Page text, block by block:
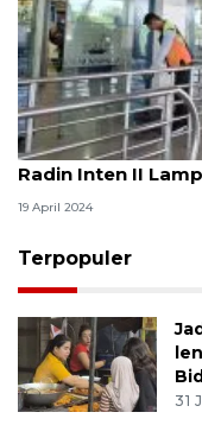
Angkutan
Radin Inten II
19 April 2024
Terpopuler
31